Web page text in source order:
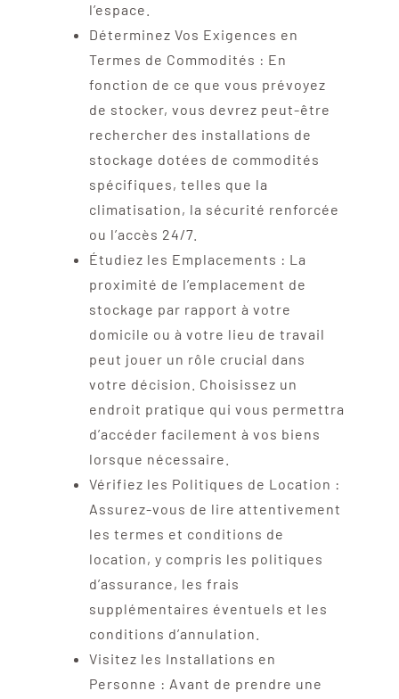
l’espace.
Déterminez Vos Exigences en
Termes de Commodités : En
fonction de ce que vous prévoyez
de stocker, vous devrez peut-être
rechercher des installations de
stockage dotées de commodités
spécifiques, telles que la
climatisation, la sécurité renforcée
ou l’accès 24/7.
Étudiez les Emplacements : La
proximité de l’emplacement de
stockage par rapport à votre
domicile ou à votre lieu de travail
peut jouer un rôle crucial dans
votre décision. Choisissez un
endroit pratique qui vous permettra
d’accéder facilement à vos biens
lorsque nécessaire.
Vérifiez les Politiques de Location :
Assurez-vous de lire attentivement
les termes et conditions de
location, y compris les politiques
d’assurance, les frais
supplémentaires éventuels et les
conditions d’annulation.
Visitez les Installations en
Personne : Avant de prendre une